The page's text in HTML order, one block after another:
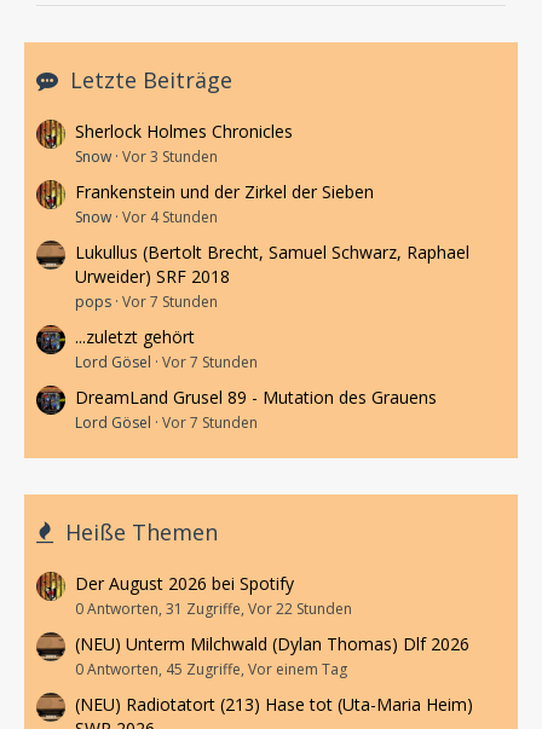
Letzte Beiträge
Sherlock Holmes Chronicles
Snow Vor 3 Stunden
Frankenstein und der Zirkel der Sieben
Snow Vor 4 Stunden
Lukullus (Bertolt Brecht, Samuel Schwarz, Raphael
Urweider) SRF 2018
pops Vor 7 Stunden
...zuletzt gehört
Lord Gösel Vor 7 Stunden
DreamLand Grusel 89 - Mutation des Grauens
Lord Gösel Vor 7 Stunden
Heiße Themen
Der August 2026 bei Spotify
0 Antworten, 31 Zugriffe, Vor 22 Stunden
(NEU) Unterm Milchwald (Dylan Thomas) Dlf 2026
0 Antworten, 45 Zugriffe, Vor einem Tag
(NEU) Radiotatort (213) Hase tot (Uta-Maria Heim)